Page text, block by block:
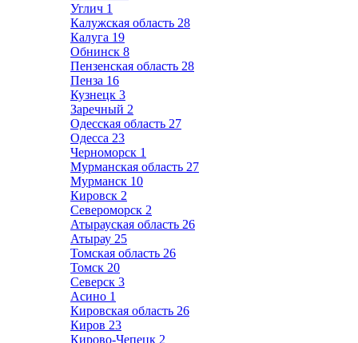
Углич 1
Калужская область 28
Калуга 19
Обнинск 8
Пензенская область 28
Пенза 16
Кузнецк 3
Заречный 2
Одесская область 27
Одесса 23
Черноморск 1
Мурманская область 27
Мурманск 10
Кировск 2
Североморск 2
Атырауская область 26
Атырау 25
Томская область 26
Томск 20
Северск 3
Асино 1
Кировская область 26
Киров 23
Кирово-Чепецк 2